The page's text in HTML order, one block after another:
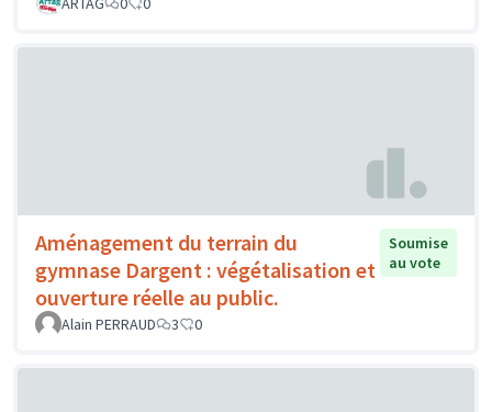
Aménagement du terrain du
gymnase Dargent : végétalisation et
ouverture réelle au public.
Soumise
au vote
Alain PERRAUD 3 0